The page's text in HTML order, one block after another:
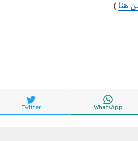
هنا )
WhatsApp
Twitter